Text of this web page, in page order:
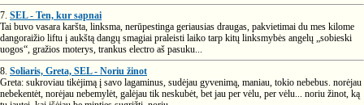
7. SEL - Ten, kur sapnai
Tai buvo vasara karšta, linksma, nerūpestinga geriausias draugas, pakvietimai du mes kilome
dangoraižio liftu į aukštą dangų smagiai praleisti laiko tarp kitų linksmybės angelų „sobieski
uogos“, gražios moterys, trankus electro aš pasuku...
8. Soliaris, Greta, SEL - Noriu žinot
Greta: sukroviau tikėjimą į savo lagaminus, sudėjau gyvenimą, maniau, tokio nebebus. norėjau
nebekentėt, norėjau nebemylėt, galėjau tik neskubėt, bet jau per vėlu, per vėlu... noriu žinot, ką